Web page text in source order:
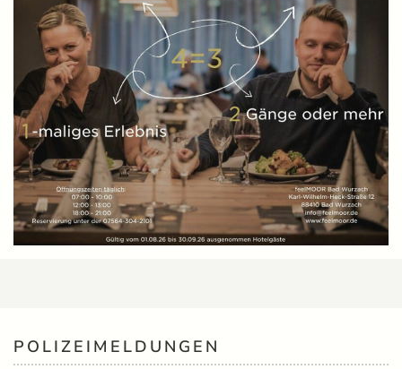
POLIZEIMELDUNGEN